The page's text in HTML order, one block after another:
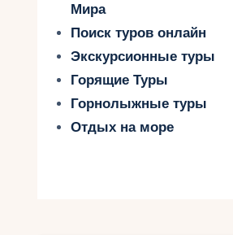
Мира
Поиск туров онлайн
Экскурсионные туры
Горящие Туры
Горнолыжные туры
Отдых на море